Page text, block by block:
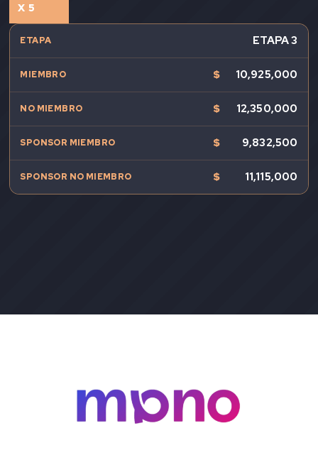
X 5
ETAPA 3
$ 10,925,000
$ 12,350,000
$ 9,832,500
$ 11,115,000